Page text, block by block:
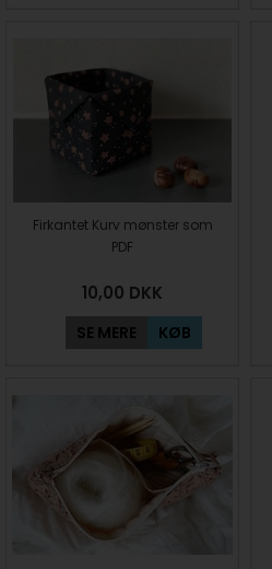
Firkantet Kurv mønster som
PDF
10,00 DKK
SE MERE KØB